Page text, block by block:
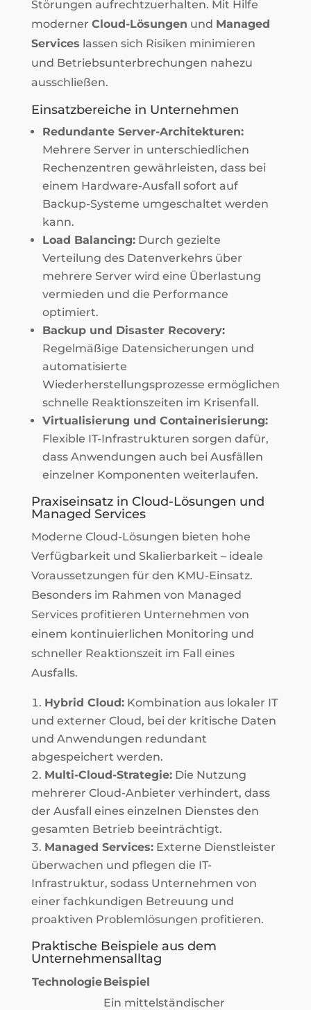
Störungen aufrechtzuerhalten. Mit Hilfe
moderner Cloud-Lösungen und Managed
Services lassen sich Risiken minimieren
und Betriebsunterbrechungen nahezu
ausschließen.
Einsatzbereiche in Unternehmen
Redundante Server-Architekturen:
Mehrere Server in unterschiedlichen
Rechenzentren gewährleisten, dass bei
einem Hardware-Ausfall sofort auf
Backup-Systeme umgeschaltet werden
kann.
Load Balancing:Durch gezielte
Verteilung des Datenverkehrs über
mehrere Server wird eine Überlastung
vermieden und die Performance
optimiert.
Backup und Disaster Recovery:
Regelmäßige Datensicherungen und
automatisierte
Wiederherstellungsprozesse ermöglichen
schnelle Reaktionszeiten im Krisenfall.
Virtualisierung und Containerisierung:
Flexible IT-Infrastrukturen sorgen dafür,
dass Anwendungen auch bei Ausfällen
einzelner Komponenten weiterlaufen.
Praxiseinsatz in Cloud-Lösungen und
Managed Services
Moderne Cloud-Lösungen bieten hohe
Verfügbarkeit und Skalierbarkeit – ideale
Voraussetzungen für den KMU-Einsatz.
Besonders im Rahmen von Managed
Services profitieren Unternehmen von
einem kontinuierlichen Monitoring und
schneller Reaktionszeit im Fall eines
Ausfalls.
Hybrid Cloud:Kombination aus lokaler IT
und externer Cloud, bei der kritische Daten
und Anwendungen redundant
abgespeichert werden.
Multi-Cloud-Strategie:Die Nutzung
mehrerer Cloud-Anbieter verhindert, dass
der Ausfall eines einzelnen Dienstes den
gesamten Betrieb beeinträchtigt.
Managed Services:Externe Dienstleister
überwachen und pflegen die IT-
Infrastruktur, sodass Unternehmen von
einer fachkundigen Betreuung und
proaktiven Problemlösungen profitieren.
Praktische Beispiele aus dem
Unternehmensalltag
TechnologieBeispiel
Ein mittelständischer